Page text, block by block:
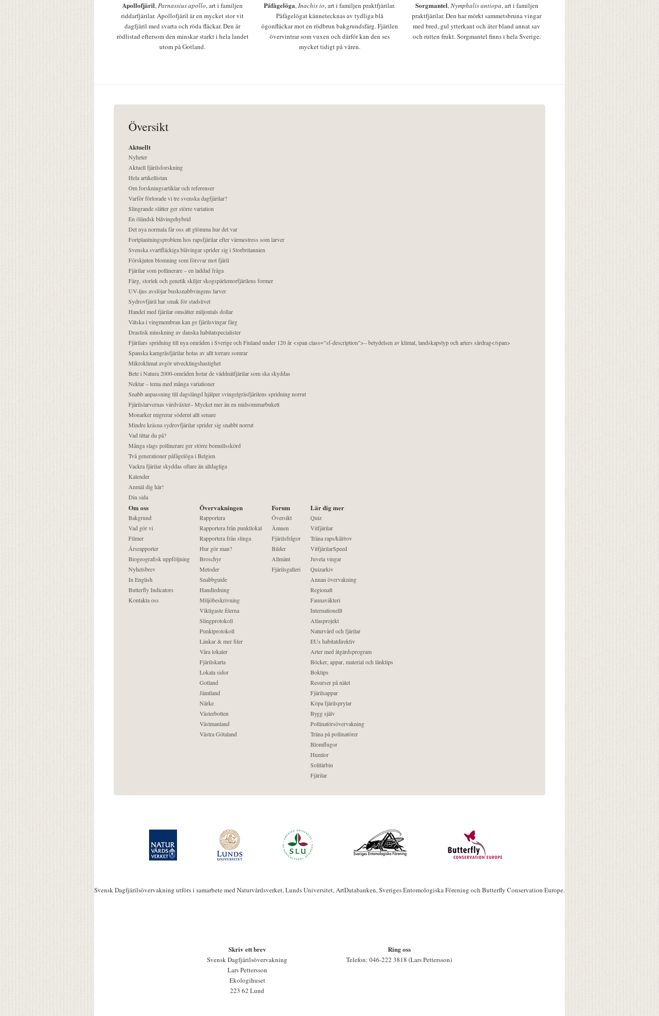
Apollofjäril,Parnassius apollo, art i familjen
riddarfjärilar. Apollofjäril är en mycket stor vit
dagfjäril med svarta och röda fläckar. Den är
rödlistad eftersom den minskar starkt i hela landet
utom på Gotland.
Påfågelöga,Inachis io, art i familjen praktfjärilar.
Påfågelögat kännetecknas av tydliga blå
ögonfläckar mot en rödbrun bakgrundsfärg. Fjärilen
övervintrar som vuxen och därför kan den ses
mycket tidigt på våren.
Sorgmantel,Nymphalis antiopa, art i familjen
praktfjärilar. Den har mörkt sammetsbruna vingar
med bred, gul ytterkant och äter bland annat sav
och rutten frukt. Sorgmantel finns i hela Sverige.
Översikt
Aktuellt
Nyheter
Aktuell fjärilsforskning
Hela artikellistan
Om forskningsartiklar och referenser
Varför förlorade vi tre svenska dagfjärilar?
Slingrande slåtter ger större variation
En öländsk blåvingehybrid
Det nya normala får oss att glömma hur det var
Fortplantningsproblem hos rapsfjärilar efter värmestress som larver
Svenska svartfläckiga blåvingar sprider sig i Storbritannien
Förskjuten blomning som försvar mot fjäril
Fjärilar som pollinerare – en laddad fråga
Färg, storlek och genetik skiljer skogspärlemorfjärilens former
UV-ljus avslöjar busksnabbvingens larver
Sydrovfjäril har smak för stadslivet
Handel med fjärilar omsätter miljontals dollar
Vätska i vingmembran kan ge fjärilsvingar färg
Drastisk minskning av danska habitatspecialister
Fjärilars spridning till nya områden i Sverige och Finland under 120 år <span class="sf-description">– betydelsen av klimat, landskapstyp och arters särdrag</span>
Spanska kamgräsfjärilar hotas av allt torrare somrar
Mikroklimat avgör utvecklingshastighet
Bete i Natura 2000-områden hotar de väddnätfjärilar som ska skyddas
Nektar – tema med många variationer
Snabb anpassning till dagslängd hjälper svingelgräsfjärilens spridning norrut
Fjärilslarvernas värdväxter– Mycket mer än en midsommarbukett
Monarker migrerar söderut allt senare
Mindre kräsna sydrovfjärilar sprider sig snabbt norrut
Vad tittar du på?
Många slags pollinerare ger större bomullsskörd
Två generationer påfågelöga i Belgien
Vackra fjärilar skyddas oftare än alldagliga
Kalender
Anmäl dig här!
Din sida
Om oss
Bakgrund
Vad gör vi
Filmer
Årsrapporter
Biogeografisk uppföljning
Nyhetsbrev
In English
Butterfly Indicators
Kontakta oss
Övervakningen
Rapportera
Rapportera från punktlokal
Rapportera från slinga
Hur gör man?
Broschyr
Metoder
Snabbguide
Handledning
Miljöbeskrivning
Viktigaste filerna
Slingprotokoll
Punktprotokoll
Länkar & mer filer
Våra lokaler
Fjärilskarta
Lokala sidor
Gotland
Jämtland
Närke
Västerbotten
Västmanland
Västra Götaland
Forum
Översikt
Ämnen
Fjärilsfrågor
Bilder
Allmänt
Fjärilsgalleri
Lär dig mer
Quiz
Vitfjärilar
Träna raps/kål/rov
VitfjärilarSpeed
Juvela vingar
Quizarkiv
Annan övervakning
Regionalt
Faunaväkteri
Internationellt
Atlasprojekt
Naturvård och fjärilar
EUs habitatdirektiv
Arter med åtgärdsprogram
Böcker, appar, material och länktips
Boktips
Resurser på nätet
Fjärilsappar
Köpa fjärilsprylar
Bygg själv
Pollinatörsövervakning
Träna på pollinatörer
Blomflugor
Humlor
Solitärbin
Fjärilar
Svensk Dagfjärilsövervakning utförs i samarbete med Naturvårdsverket, Lunds Universitet, ArtDatabanken, Sveriges Entomologiska Förening och Butterfly Conservation Europe.
Skriv ett brev
Svensk Dagfjärilsövervakning
Lars Pettersson
Ekologihuset
223 62 Lund
Ring oss
Telefon: 046-222 3818 (Lars Pettersson)